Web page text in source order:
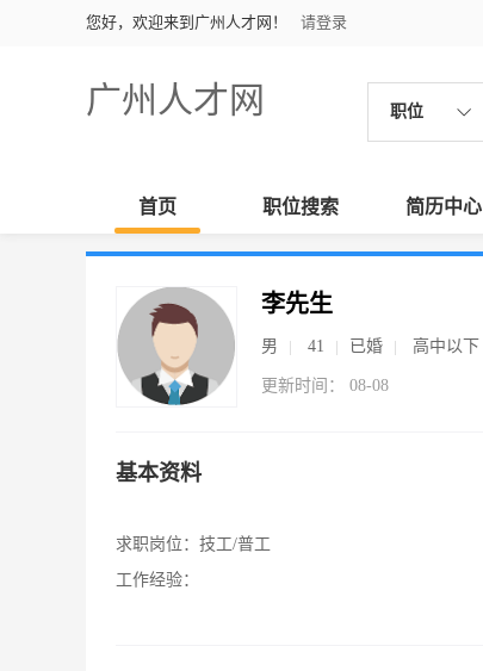
您好，欢迎来到广州人才网！ 请登录
广州人才网 职位
首页 职位搜索 简历中心
李先生
男 41 已婚 高中以下
更新时间： 08-08
基本资料
求职岗位： 技工/普工
工作经验：